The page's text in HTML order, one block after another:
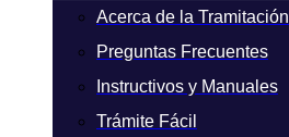
Acerca de la Tramitación
Preguntas Frecuentes
Instructivos y Manuales
Trámite Fácil